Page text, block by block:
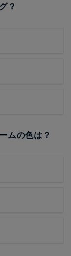
？
ムの色は？